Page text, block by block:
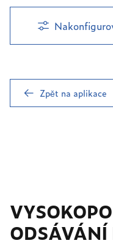
Zpět na aplikace
ODSÁVÁNÍ